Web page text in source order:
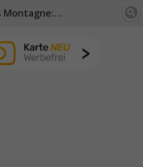
Webcams Montagne: Grigioni